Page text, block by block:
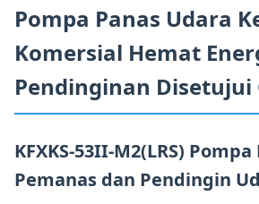
Pompa Panas Udara
Komersial Hemat
Pendinginan Disetujui
KFXKS-53II-M2(LRS) Pompa
Pemanas dan Pendingin